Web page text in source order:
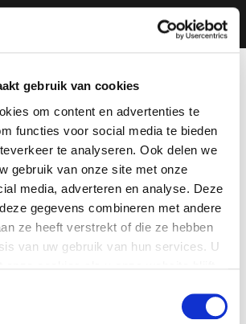
gebruik van cookies
om content en advertenties te
functies voor social media te bieden
te analyseren. Ook delen we
gebruik van onze site met onze
media, adverteren en analyse. Deze
gegevens combineren met andere
ze heeft verstrekt of die ze hebben
van uw gebruik van hun services. U